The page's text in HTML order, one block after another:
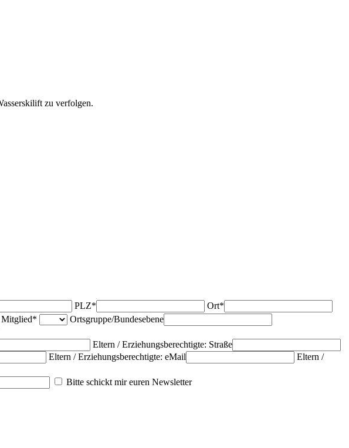
zu verfolgen.
PLZ*
Ort*
Mitglied*
Ortsgruppe/Bundesebene
Eltern / Erziehungsberechtigte: Straße
Eltern / Erziehungsberechtigte: eMail
Eltern /
Bitte schickt mir euren Newsletter